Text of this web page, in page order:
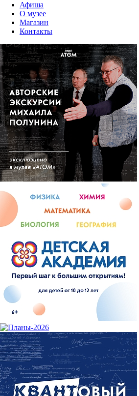
Афиша
О музее
Магазин
Контакты